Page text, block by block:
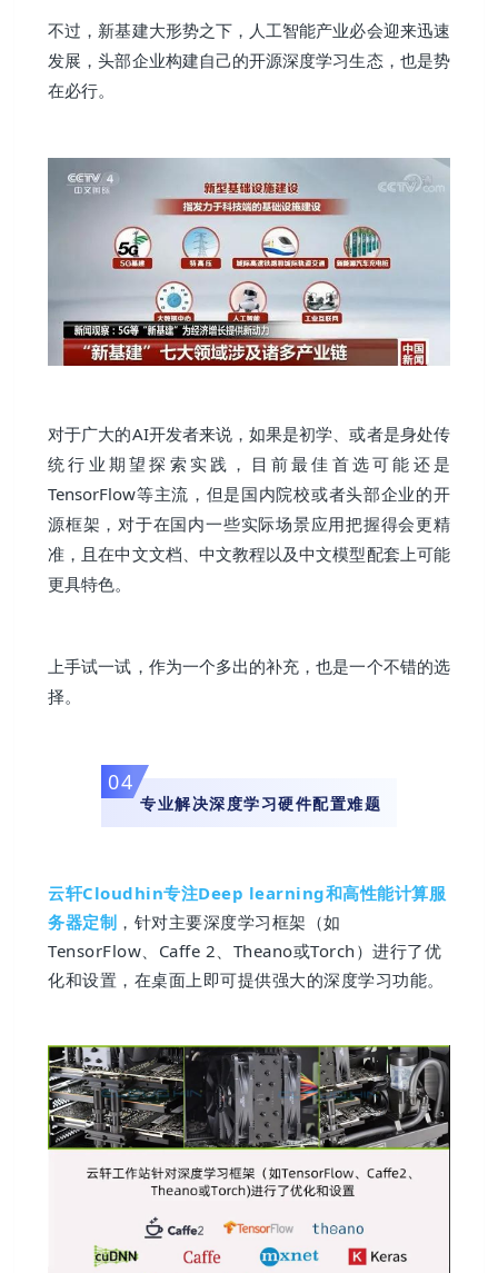
不过，新基建大形势之下，人工智能产业必会迎来迅速
发展，头部企业构建自己的开源深度学习生态，也是势
在必行。
对于广大的AI开发者来说，如果是初学、或者是身处传
统行业期望探索实践，目前最佳首选可能还是
TensorFlow等主流，但是国内院校或者头部企业的开
源框架，对于在国内一些实际场景应用把握得会更精
准，且在中文文档、中文教程以及中文模型配套上可能
更具特色。
上手试一试，作为一个多出的补充，也是一个不错的选
择。
04
专业解决深度学习硬件配置难题
云轩Cloudhin专注Deep learning和高性能计算服
务器定制 ，针对主要深度学习框架（如
TensorFlow、Caffe 2、Theano或Torch）进行了优
化和设置，在桌面上即可提供强大的深度学习功能。